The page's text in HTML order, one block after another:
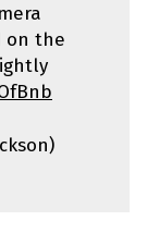
on the